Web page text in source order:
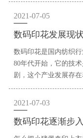
2021-07-05
数码印花发展现状
数码印花是国内纺织
80年代开始，它的技
剧，这个产业发展存在
2021-07-03
数码印花逐渐步